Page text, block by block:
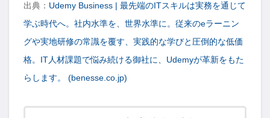
出典： Udemy Business | 最先端のITスキルは実務を通じて
学ぶ時代へ。社内水準を、世界水準に。従来のeラーニン
グや実地研修の常識を覆す、実践的な学びと圧倒的な低価
格。IT人材課題で悩み続ける御社に、Udemyが革新をもた
らします。 (benesse.co.jp)